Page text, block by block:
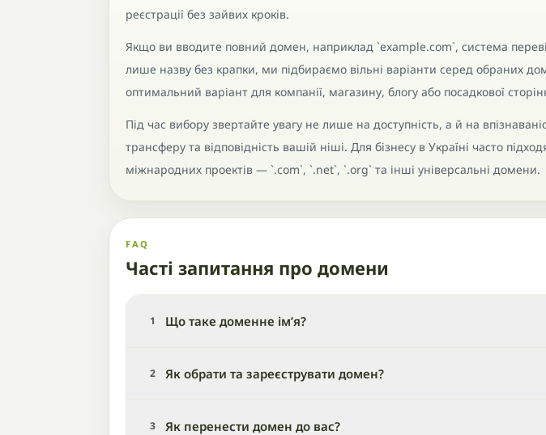
реєстрації без зайвих кроків.
Якщо ви вводите повний домен, наприклад `example.com`, система
лише назву без крапки, ми підбираємо вільні варіанти серед обраних
оптимальний варіант для компанії, магазину, блогу або посадкової
Під час вибору звертайте увагу не лише на доступність, а й на
трансферу та відповідність вашій ніші. Для бізнесу в Україні часто
міжнародних проектів — `.com`, `.net`, `.org` та інші універсальні домени.
FAQ
Часті запитання про домени
1 Що таке доменне ім’я?
2 Як обрати та зареєструвати домен?
3 Як перенести домен до вас?